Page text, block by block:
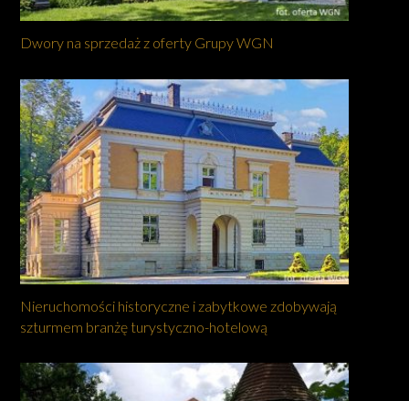
Dwory na sprzedaż z oferty Grupy WGN
Nieruchomości historyczne i zabytkowe zdobywają
szturmem branżę turystyczno-hotelową